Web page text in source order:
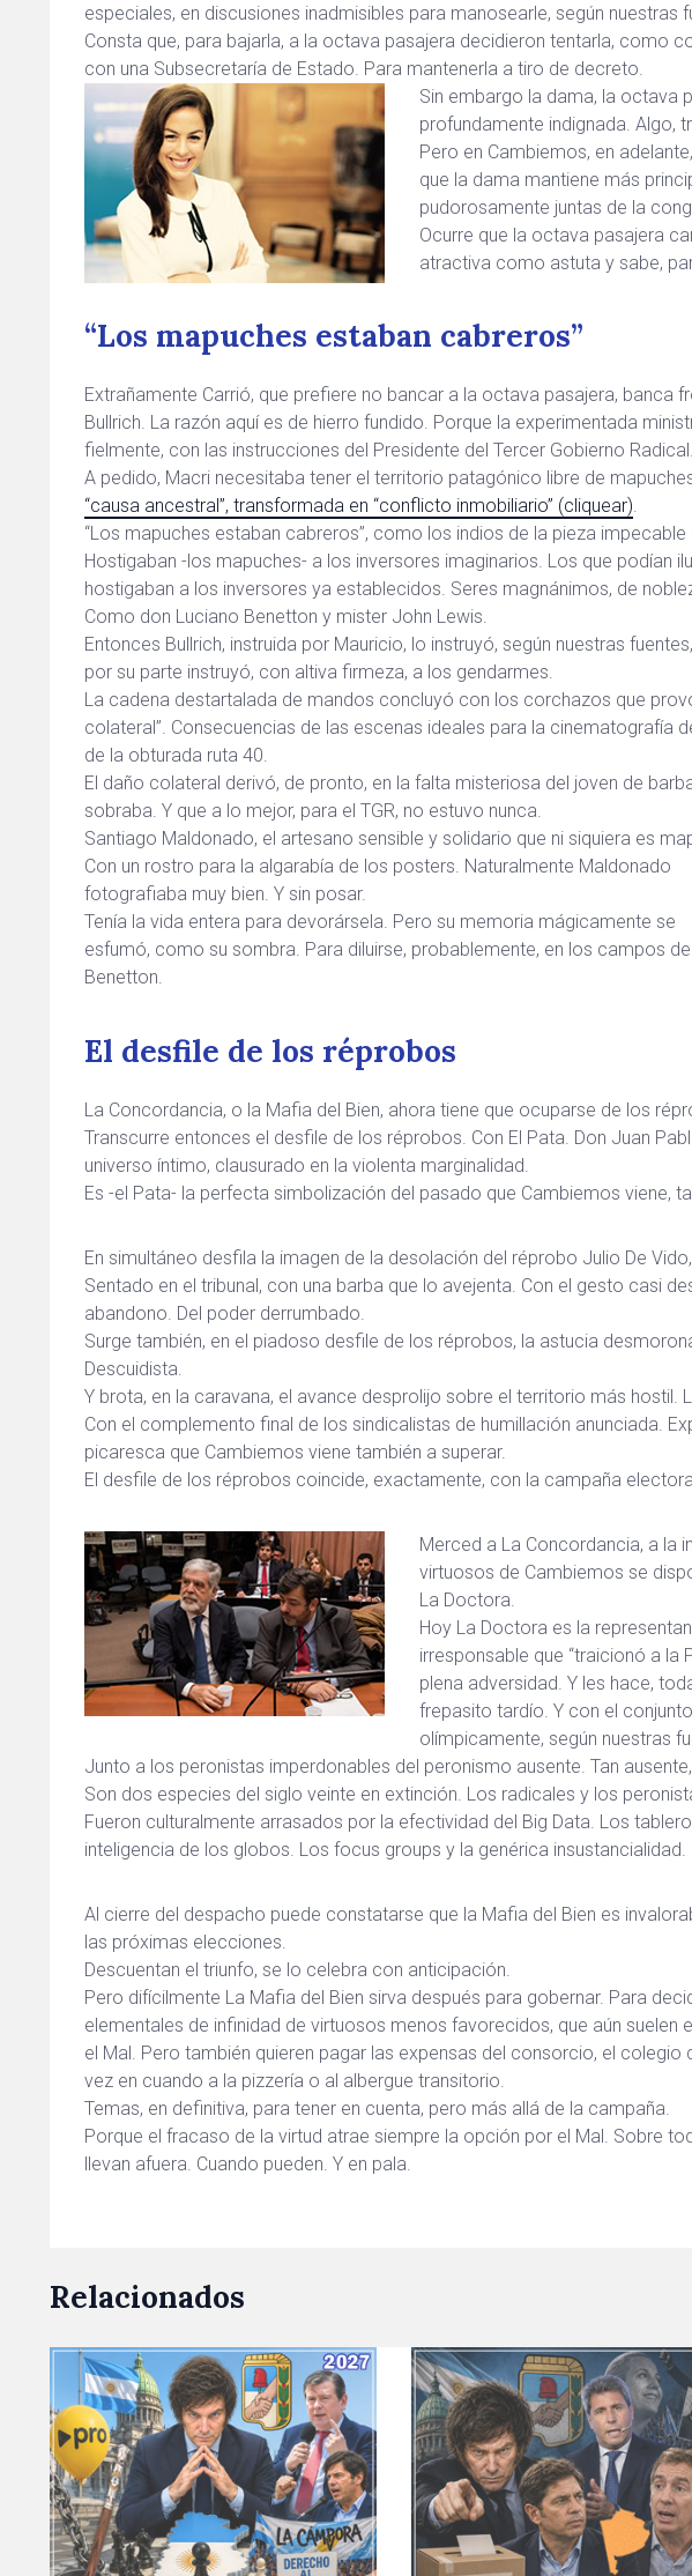
especiales, en discusiones inadmisibles para manosearle, según nuestras
Consta que, para bajarla, a la octava pasajera decidieron tentarla, como
con una Subsecretaría de Estado. Para mantenerla a tiro de decreto.
Sin embargo la dama, la octava
profundamente indignada. Algo,
Pero en Cambiemos, en
que la dama mantiene más
pudorosamente juntas de la
Ocurre que la octava pasajera
atractiva como astuta y sabe,
“Los mapuches estaban cabreros”
Extrañamente Carrió, que prefiere no bancar a la octava pasajera, banca
Bullrich. La razón aquí es de hierro fundido. Porque la experimentada
fielmente, con las instrucciones del Presidente del Tercer Gobierno Radical.
A pedido, Macri necesitaba tener el territorio patagónico libre de
“causa ancestral”, transformada en “conflicto inmobiliario” (cliquear).
“Los mapuches estaban cabreros”, como los indios de la pieza impecable
Hostigaban -los mapuches- a los inversores imaginarios. Los que podían
hostigaban a los inversores ya establecidos. Seres magnánimos, de
Como don Luciano Benetton y mister John Lewis.
Entonces Bullrich, instruida por Mauricio, lo instruyó, según nuestras
por su parte instruyó, con altiva firmeza, a los gendarmes.
La cadena destartalada de mandos concluyó con los corchazos que
colateral”. Consecuencias de las escenas ideales para la cinematografía
de la obturada ruta 40.
El daño colateral derivó, de pronto, en la falta misteriosa del joven de
sobraba. Y que a lo mejor, para el TGR, no estuvo nunca.
Santiago Maldonado, el artesano sensible y solidario que ni siquiera es
Con un rostro para la algarabía de los posters. Naturalmente Maldonado
fotografiaba muy bien. Y sin posar.
Tenía la vida entera para devorársela. Pero su memoria mágicamente se
esfumó, como su sombra. Para diluirse, probablemente, en los campos de
Benetton.
El desfile de los réprobos
La Concordancia, o la Mafia del Bien, ahora tiene que ocuparse de los
Transcurre entonces el desfile de los réprobos. Con El Pata. Don Juan
universo íntimo, clausurado en la violenta marginalidad.
Es -el Pata- la perfecta simbolización del pasado que Cambiemos viene,
En simultáneo desfila la imagen de la desolación del réprobo Julio De Vido,
Sentado en el tribunal, con una barba que lo avejenta. Con el gesto casi
abandono. Del poder derrumbado.
Surge también, en el piadoso desfile de los réprobos, la astucia
Descuidista.
Y brota, en la caravana, el avance desprolijo sobre el territorio más hostil.
Con el complemento final de los sindicalistas de humillación anunciada.
picaresca que Cambiemos viene también a superar.
El desfile de los réprobos coincide, exactamente, con la campaña
Merced a La Concordancia, a la
virtuosos de Cambiemos se
La Doctora.
Hoy La Doctora es la
irresponsable que “traicionó a la
plena adversidad. Y les hace,
frepasito tardío. Y con el
olímpicamente, según nuestras
Junto a los peronistas imperdonables del peronismo ausente. Tan
Son dos especies del siglo veinte en extinción. Los radicales y los
Fueron culturalmente arrasados por la efectividad del Big Data. Los
inteligencia de los globos. Los focus groups y la genérica insustancialidad.
Al cierre del despacho puede constatarse que la Mafia del Bien es
las próximas elecciones.
Descuentan el triunfo, se lo celebra con anticipación.
Pero difícilmente La Mafia del Bien sirva después para gobernar. Para
elementales de infinidad de virtuosos menos favorecidos, que aún
el Mal. Pero también quieren pagar las expensas del consorcio, el colegio
vez en cuando a la pizzería o al albergue transitorio.
Temas, en definitiva, para tener en cuenta, pero más allá de la campaña.
Porque el fracaso de la virtud atrae siempre la opción por el Mal. Sobre
llevan afuera. Cuando pueden. Y en pala.
Relacionados